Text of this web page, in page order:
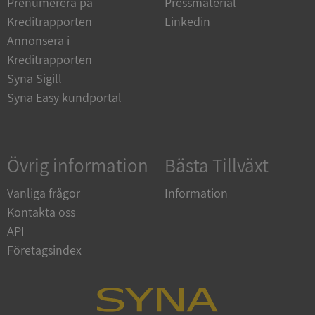
Kreditrapporten
Annonsera i
Kreditrapporten
Syna Sigill
Syna Easy kundportal
Linkedin
Övrig information
Vanliga frågor
Kontakta oss
API
Företagsindex
Bästa Tillväxt
Information
Strikt nödvändiga kakor tillåter
och kontohantering. Webbplatsen kan inte
användas ordentligt utan strikt nödvändiga cookies.
Namn
__RequestVerificationToken
.youtube.com